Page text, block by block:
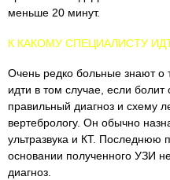
меньше 20 минут.
К КАКОМУ СПЕЦИАЛИСТУ
Очень редко больные знают о
идти в том случае, если
правильный диагноз и схему
вертебрологу. Он обычно
ультразвука и КТ. Последнюю
основании полученного УЗИ
диагноз.